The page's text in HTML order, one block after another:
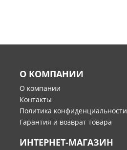
О КОМПАНИИ
О компании
Контакты
Политика конфиденциальности
Гарантия и возврат товара
ИНТЕРНЕТ-МАГАЗИН